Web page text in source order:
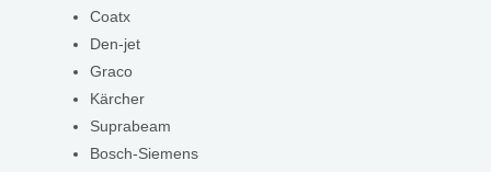
Coatx
Den-jet
Graco
Kärcher
Suprabeam
Bosch-Siemens